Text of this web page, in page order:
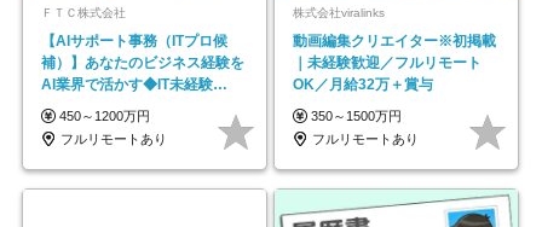
ＦＴＣ株式会社
【AIサポート事務（ITプロ候
補）】あなたのビジネス経験を
AI業界で活かす◆IT未経験
OK◆目指せるコンサル
450～1200万円
フルリモートあり
株式会社viralinks
動画編集クリエイター※初掲載
｜未経験歓迎／フルリモート
OK／月給32万＋賞与
350～1500万円
フルリモートあり